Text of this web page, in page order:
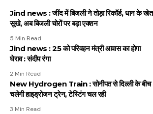
Jind news : जींद में बिजली ने तोड़ा रिकॉर्ड, धान के खेत
सूखे, अब बिजली चोरों पर बड़ा एक्शन
5 Min Read
Jind news : 25 को परिवहन मंत्री आवास का होगा
घेराव : संदीप रंगा
2 Min Read
New Hydrogen Train : सोनीपत से दिल्ली के बीच
चलेगी हाइड्रोजन ट्रेन, टेस्टिंग चल रही
3 Min Read